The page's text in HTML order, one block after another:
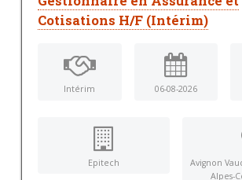
Cotisations H/F (Intérim)
Intérim 06-08-2026
Epitech
Avignon
Alpes-